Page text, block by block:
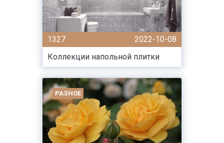
1327
2022-10-08
Коллекции напольной плитки
РАЗНОЕ